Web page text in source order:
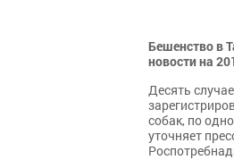
Бешенство в
новости на
Десять
собак, по
уточняет